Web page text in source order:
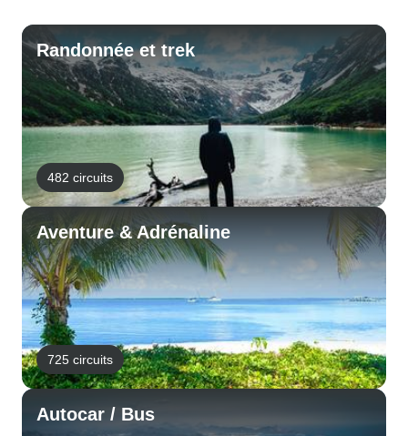
Randonnée et trek
482 circuits
Aventure & Adrénaline
725 circuits
Autocar / Bus